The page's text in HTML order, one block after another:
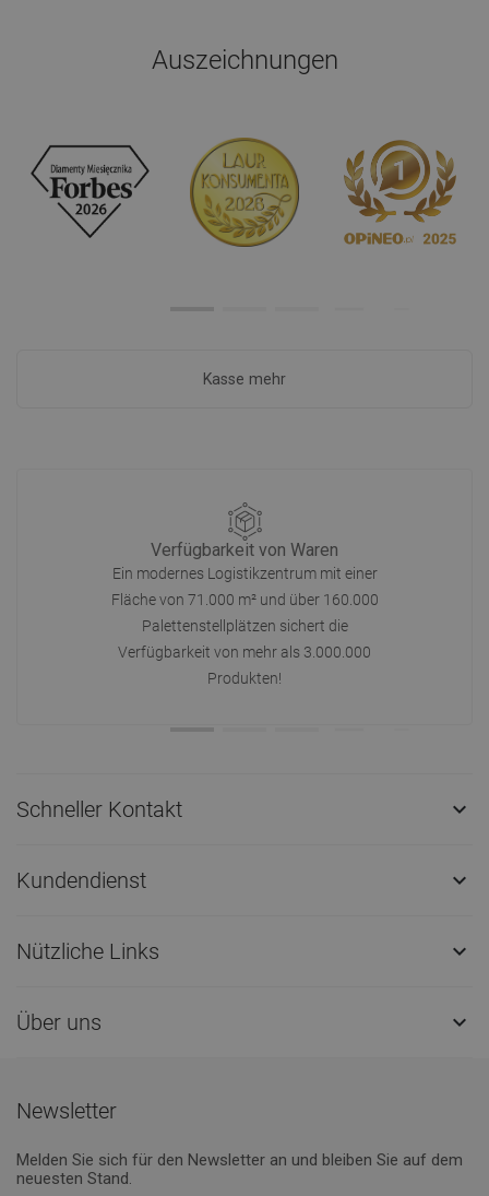
Auszeichnungen
Kasse mehr
Verfügbarkeit von Waren
Ein modernes Logistikzentrum mit einer
Fläche von 71.000 m² und über 160.000
Palettenstellplätzen sichert die
Verfügbarkeit von mehr als 3.000.000
Produkten!
Schneller Kontakt 
Kundendienst 
Nützliche Links 
Über uns 
Newsletter
Melden Sie sich für den Newsletter an und bleiben Sie auf dem
neuesten Stand.